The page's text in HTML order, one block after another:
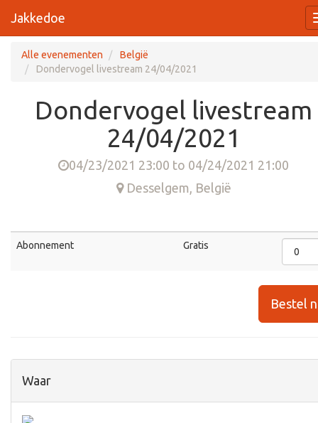
Jakkedoe
Alle evenementen
België
Dondervogel livestream 24/04/2021
Dondervogel livestream
24/04/2021
04/23/2021 23:00 to 04/24/2021 21:00
Desselgem, België
Abonnement Gratis
Bestel
Waar